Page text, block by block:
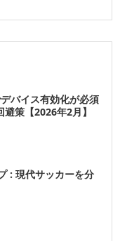
バイス有効化が必須
策【2026年2月】
: 現代サッカーを分